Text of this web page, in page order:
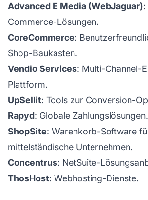
Advanced E Media (WebJaguar):
Commerce-Lösungen.
CoreCommerce:
Shop-Baukasten.
Vendio Services: Multi-Channel-
Plattform.
UpSellit: Tools zur Conversion-
Rapyd: Globale Zahlungslösungen.
ShopSite: Warenkorb-Software
mittelständische Unternehmen.
Concentrus: NetSuite-
ThosHost: Webhosting-Dienste.